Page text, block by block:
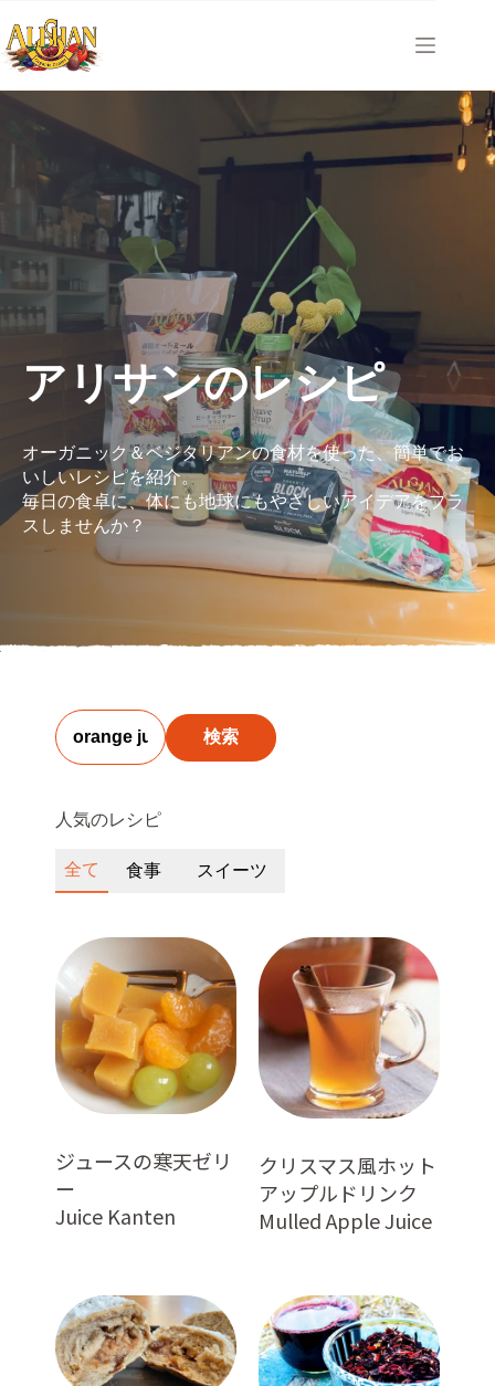
ン
テ
ス
アリサンのレシピ
オーガニック＆ベジタリアンの食材を使った、簡単でお
いしいレシピを紹介。
毎日の食卓に、体にも地球にもやさしいアイデアをプラ
スしませんか？
検索
人気のレシピ
全て 食事 スイーツ
ジュースの寒天ゼリ
ー
Juice Kanten
クリスマス風ホット
アップルドリンク
Mulled Apple Juice